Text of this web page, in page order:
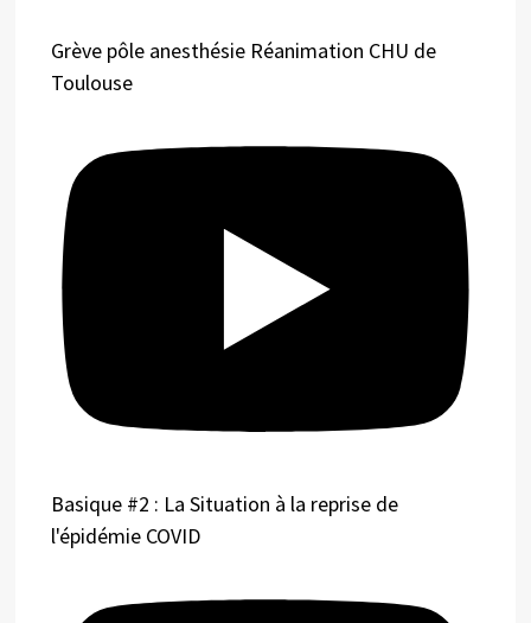
Grève pôle anesthésie Réanimation CHU de
Toulouse
Basique #2 : La Situation à la reprise de
l'épidémie COVID